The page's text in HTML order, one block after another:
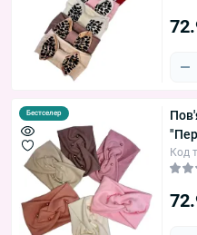
Бестселер
Код